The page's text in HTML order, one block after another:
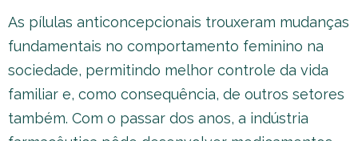
As pílulas anticoncepcionais trouxeram mudanças
fundamentais no comportamento feminino na
sociedade, permitindo melhor controle da vida
familiar e, como consequência, de outros setores
também. Com o passar dos anos, a indústria